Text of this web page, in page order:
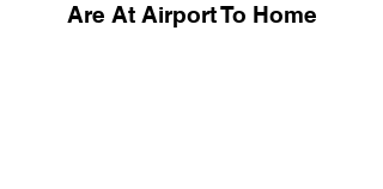
Are At Airport To Home